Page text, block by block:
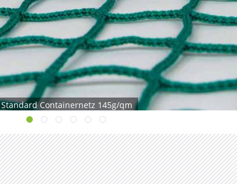
Standard Containernetz 145g/qm